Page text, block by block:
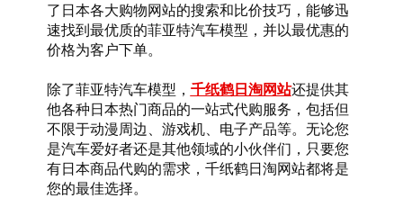
了日本各大购物网站的搜索和比价技巧，能够迅
速找到最优质的菲亚特汽车模型，并以最优惠的
价格为客户下单。
除了菲亚特汽车模型， 千纸鹤日淘网站还提供其
他各种日本热门商品的一站式代购服务，包括但
不限于动漫周边、游戏机、电子产品等。无论您
是汽车爱好者还是其他领域的小伙伴们，只要您
有日本商品代购的需求，千纸鹤日淘网站都将是
您的最佳选择。